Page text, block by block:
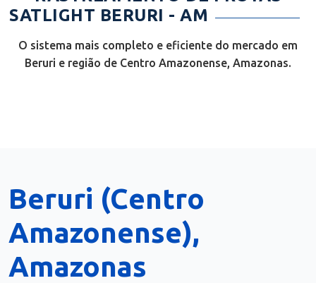
SATLIGHT BERURI - AM
O sistema mais completo e eficiente do mercado em
Beruri e região de Centro Amazonense, Amazonas.
Beruri (Centro
Amazonense),
Amazonas